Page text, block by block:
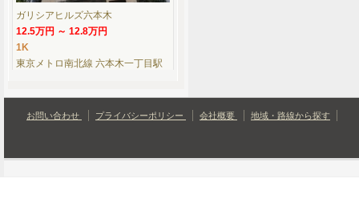
ガリシアヒルズ六本木
12.5万円 ～ 12.8万円
1K
東京メトロ南北線 六本木一丁目駅
お問い合わせ プライバシーポリシー 会社概要 地域・路線から探す